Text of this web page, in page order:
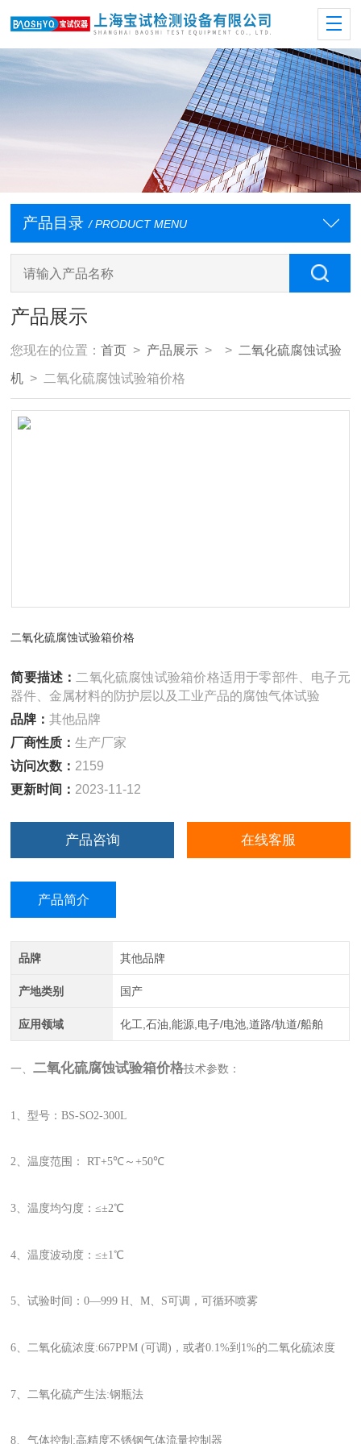
产品目录 / PRODUCT MENU
产品展示
您现在的位置：首页 > 产品展示 > > 二氧化硫腐蚀试验
机 > 二氧化硫腐蚀试验箱价格
二氧化硫腐蚀试验箱价格
简要描述： 二氧化硫腐蚀试验箱价格适用于零部件、电子元
器件、金属材料的防护层以及工业产品的腐蚀气体试验
品牌：其他品牌
厂商性质：生产厂家
访问次数： 2159
更新时间： 2023-11-12
产品咨询 在线客服
产品简介
品牌 其他品牌
产地类别 国产
应用领域 化工,石油,能源,电子/电池,道路/轨道/船舶
一、二氧化硫腐蚀试验箱价格技术参数：
1、型号：BS-SO2-300L
2、温度范围： RT+5℃～+50℃
3、温度均匀度：≤±2℃
4、温度波动度：≤±1℃
5、试验时间：0—999 H、M、S可调，可循环喷雾
6、二氧化硫浓度:667PPM (可调)，或者0.1%到1%的二氧化硫浓度
7、二氧化硫产生法:钢瓶法
8、气体控制:高精度不锈钢气体流量控制器